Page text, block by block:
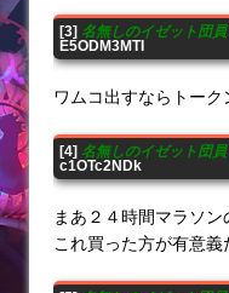
[3] 名無しのイゼット団員
E5ODM3MTI
ワムコ出すならトーク
[4] 名無しのイゼット団員
c1OTc2NDk
まあ２４時間マラソ
これ買った方が有意義